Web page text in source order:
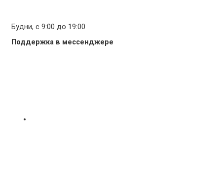
Будни, с 9:00 до 19:00
Поддержка в мессенджере